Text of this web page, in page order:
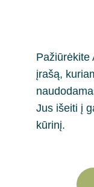
Pažiūrėkite
įrašą,
Jus išeiti į
kūrinį.